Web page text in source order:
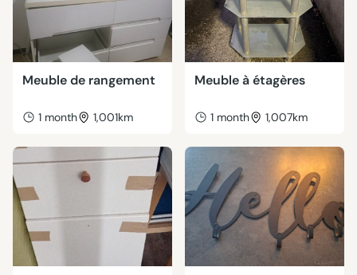
Meuble de rangement
1 month 1,001km
Meuble à étagères
1 month 1,007km